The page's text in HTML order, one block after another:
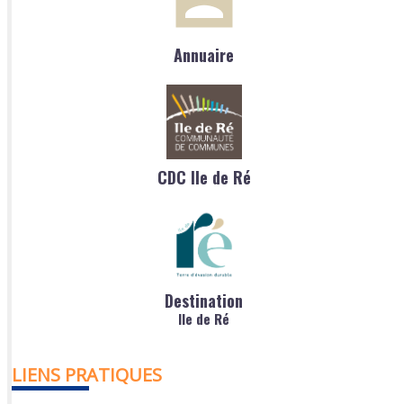
Annuaire
CDC Ile de Ré
Destination
Ile de Ré
LIENS PRATIQUES